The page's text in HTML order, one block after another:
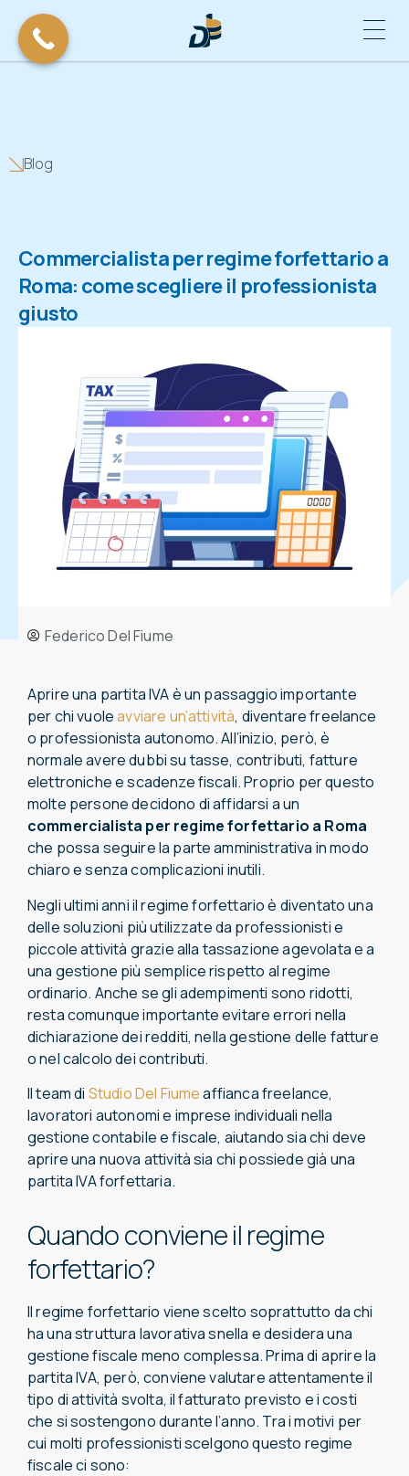
Blog
Commercialista per regime forfettario a
Roma: come scegliere il professionista
giusto
Federico Del Fiume
Aprire una partita IVA è un passaggio importante
per chi vuoleavviare un’attività, diventare freelance
o professionista autonomo. All’inizio, però, è
normale avere dubbi su tasse, contributi, fatture
elettroniche e scadenze fiscali. Proprio per questo
molte persone decidono di affidarsi a un
commercialista per regime forfettario a Roma
che possa seguire la parte amministrativa in modo
chiaro e senza complicazioni inutili.
Negli ultimi anni il regime forfettario è diventato una
delle soluzioni più utilizzate da professionisti e
piccole attività grazie alla tassazione agevolata e a
una gestione più semplice rispetto al regime
ordinario. Anche se gli adempimenti sono ridotti,
resta comunque importante evitare errori nella
dichiarazione dei redditi, nella gestione delle fatture
o nel calcolo dei contributi.
Il team di Studio Del Fiumeaffianca freelance,
lavoratori autonomi e imprese individuali nella
gestione contabile e fiscale, aiutando sia chi deve
aprire una nuova attività sia chi possiede già una
partita IVA forfettaria.
Quando conviene il regime
forfettario?
Il regime forfettario viene scelto soprattutto da chi
ha una struttura lavorativa snella e desidera una
gestione fiscale meno complessa. Prima di aprire la
partita IVA, però, conviene valutare attentamente il
tipo di attività svolta, il fatturato previsto e i costi
che si sostengono durante l’anno. Tra i motivi per
cui molti professionisti scelgono questo regime
fiscale ci sono: